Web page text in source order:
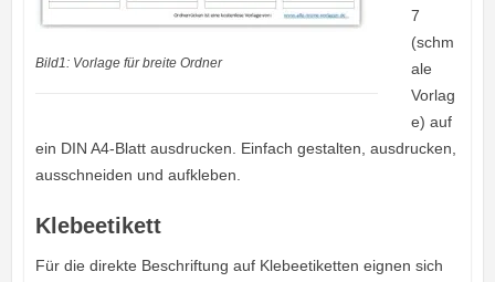
Bild1: Vorlage für breite Ordner
7
(schm
ale
Vorlag
e) auf
ein DIN A4-Blatt ausdrucken. Einfach gestalten, ausdrucken,
ausschneiden und aufkleben.
Klebeetikett
Für die direkte Beschriftung auf Klebeetiketten eignen sich